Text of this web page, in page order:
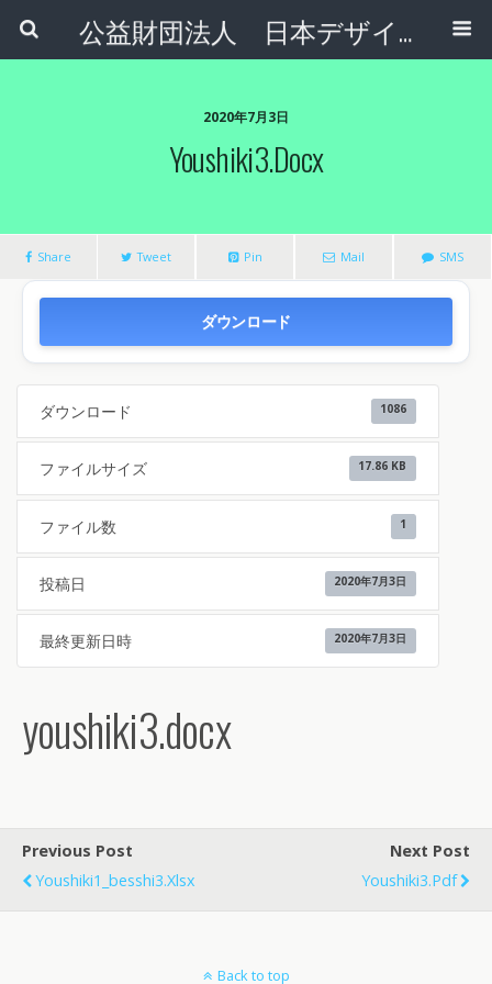
公益財団法人 日本デザインナンバー財団
2020年7月3日
Youshiki3.docx
Share Tweet Pin Mail SMS
ダウンロード
ダウンロード 1086
ファイルサイズ 17.86 KB
ファイル数 1
投稿日 2020年7月3日
最終更新日時 2020年7月3日
youshiki3.docx
Previous Post
Youshiki1_besshi3.xlsx
Next Post
Youshiki3.pdf
Back to top